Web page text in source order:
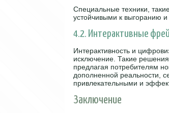
Специальные техники,
устойчивыми к выгоранию
4.2. Интерактивные
Интерактивность и
исключение. Такие
предлагая потребителям
дополненной реальности,
привлекательными и
Заключение